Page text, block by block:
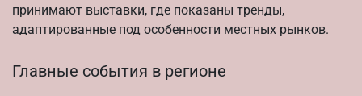
принимают выставки, где показаны тренды,
адаптированные под особенности местных рынков.
Главные события в регионе